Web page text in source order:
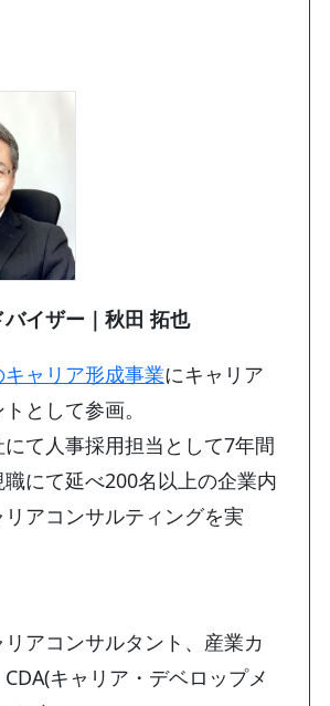
イザー｜秋田 拓也
ャリア形成事業にキャリア
として参画。
て人事採用担当として7年間
にて延べ200名以上の企業内
アコンサルティングを実
アコンサルタント、産業カ
キャリア・デベロップメ